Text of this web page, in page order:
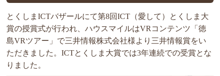
とくしまICTバザールにて第8回ICT（愛して）とくしま大
賞の授賞式が行われ、ハウスマイルはVRコンテンツ「徳
島VRツアー」で三井情報株式会社様より三井情報賞をい
ただきました。ICTとくしま大賞では3年連続での受賞とな
りました。